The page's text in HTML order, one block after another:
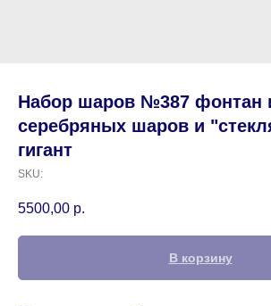
Набор шаров №387 фонтан
серебряных шаров и
гигант
SKU:
5500,00 р.
В корзину